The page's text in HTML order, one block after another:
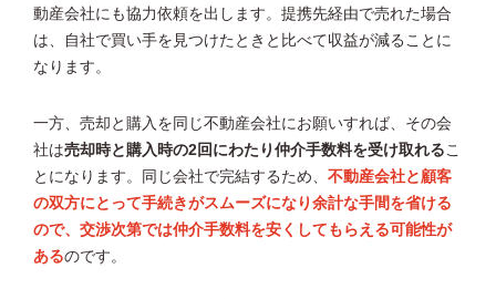
動産会社にも協力依頼を出します。提携先経由で売れた場合
は、自社で買い手を見つけたときと比べて収益が減ることに
なります。
一方、売却と購入を同じ不動産会社にお願いすれば、その会
社は売却時と購入時の2回にわたり仲介手数料を受け取れるこ
とになります。同じ会社で完結するため、 不動産会社と顧客
の双方にとって手続きがスムーズになり余計な手間を省ける
ので、交渉次第では仲介手数料を安くしてもらえる可能性が
あるのです。